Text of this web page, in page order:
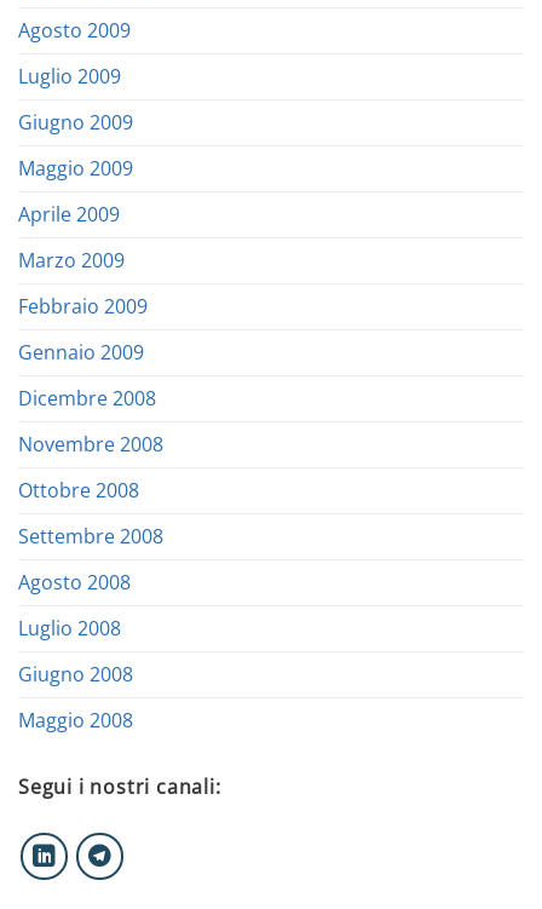
Agosto 2009
Luglio 2009
Giugno 2009
Maggio 2009
Aprile 2009
Marzo 2009
Febbraio 2009
Gennaio 2009
Dicembre 2008
Novembre 2008
Ottobre 2008
Settembre 2008
Agosto 2008
Luglio 2008
Giugno 2008
Maggio 2008
Segui i nostri canali: